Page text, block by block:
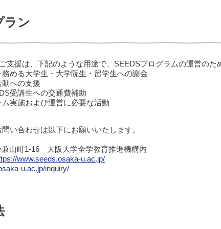
ラン
支援は、下記のような用途で、SEEDSプログラムの運営のた
務める大学生・大学院生・留学生への謝金
動への支援
受講生への交通費補助
ム実施および運営に必要な活動
い合わせは以下にお願いいたします。
兼山町1-16 大阪大学全学教育推進機構内
www.seeds.osaka-u.ac.jp/
u.ac.jp/inquiry/